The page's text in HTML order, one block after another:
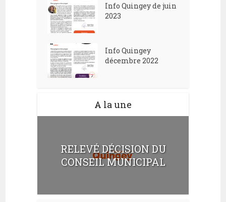
Info Quingey de juin
2023
Info Quingey
décembre 2022
A la une
RELEVÉ DÉCISION DU
CONSEIL MUNICIPAL